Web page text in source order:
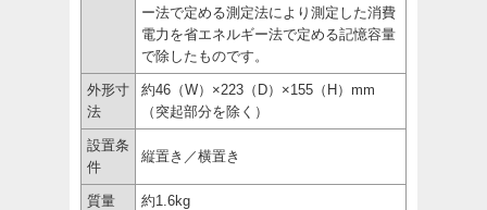
ー法で定める測定法により測定した消費
電力を省エネルギー法で定める記憶容量
で除したものです。
外形寸
法
約46（W）×223（D）×155（H）mm
（突起部分を除く）
設置条
件
縦置き／横置き
質量 約1.6kg